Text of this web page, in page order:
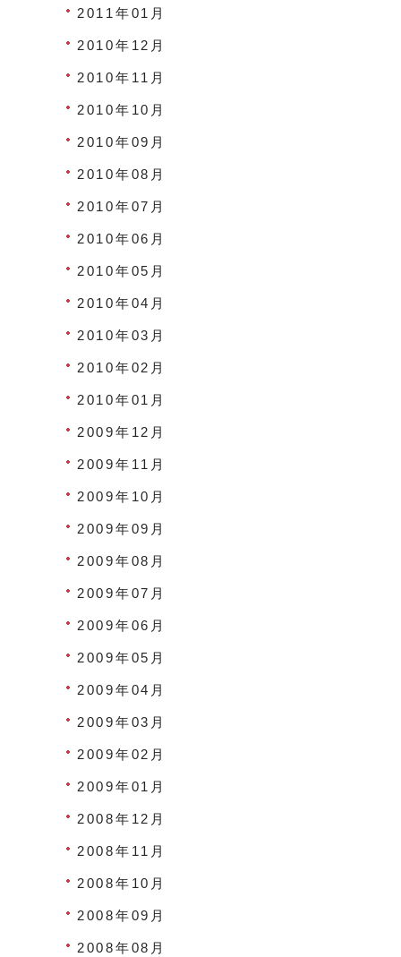
2011年01月
2010年12月
2010年11月
2010年10月
2010年09月
2010年08月
2010年07月
2010年06月
2010年05月
2010年04月
2010年03月
2010年02月
2010年01月
2009年12月
2009年11月
2009年10月
2009年09月
2009年08月
2009年07月
2009年06月
2009年05月
2009年04月
2009年03月
2009年02月
2009年01月
2008年12月
2008年11月
2008年10月
2008年09月
2008年08月